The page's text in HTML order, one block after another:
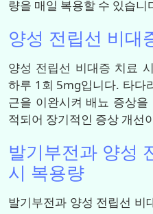
량을 매일 복용할 수 있습니
양성 전립선 비대
양성 전립선 비대증 치료
하루 1회 5mg입니다. 타다
근을 이완시켜 배뇨 증상
적되어 장기적인 증상 개선
발기부전과 양성
시 복용량
발기부전과 양성 전립선 비